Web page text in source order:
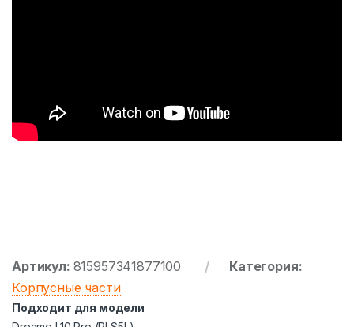
Артикул: 815957341877100
Категория:
Корпусные части
Подходит для модели